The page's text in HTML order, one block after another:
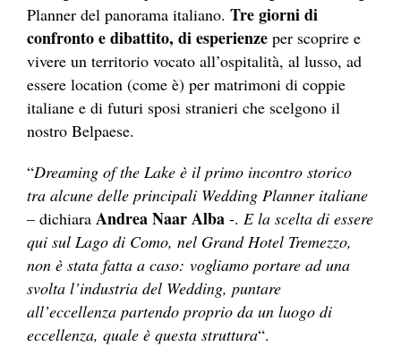
Planner del panorama italiano. Tre giorni di
confronto e dibattito, di esperienze per scoprire e
vivere un territorio vocato all’ospitalità, al lusso, ad
essere location (come è) per matrimoni di coppie
italiane e di futuri sposi stranieri che scelgono il
nostro Belpaese.
“Dreaming of the Lake è il primo incontro storico
tra alcune delle principali Wedding Planner italiane
– dichiara Andrea Naar Alba -. E la scelta di essere
qui sul Lago di Como, nel Grand Hotel Tremezzo,
non è stata fatta a caso: vogliamo portare ad una
svolta l’industria del Wedding, puntare
all’eccellenza partendo proprio da un luogo di
eccellenza, quale è questa struttura“.